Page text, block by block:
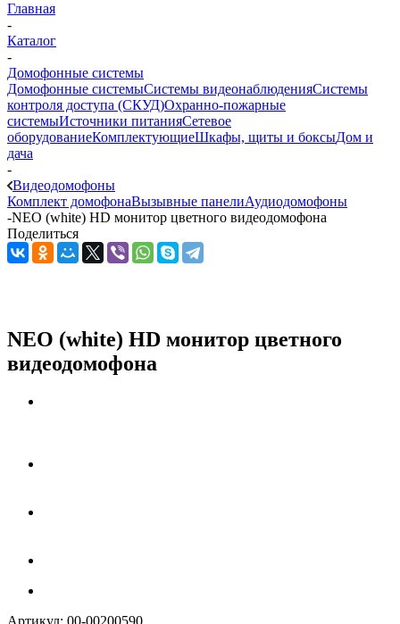
Главная
-
Каталог
-
Домофонные системы
Домофонные системыСистемы видеонаблюденияСистемы
контроля доступа (СКУД)Охранно-пожарные
системыИсточники питанияСетевое
оборудованиеКомплектующиеШкафы, щиты и боксыДом и
дача
-
Видеодомофоны
Комплект домофонаВызывные панелиАудиодомофоны
-NEO (white) HD монитор цветного видеодомофона
Поделиться
NEO (white) HD монитор цветного
видеодомофона
Артикул: 00-00200590